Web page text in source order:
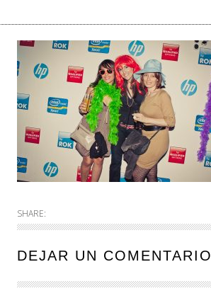
SHARE:
DEJAR UN COMENTARIO